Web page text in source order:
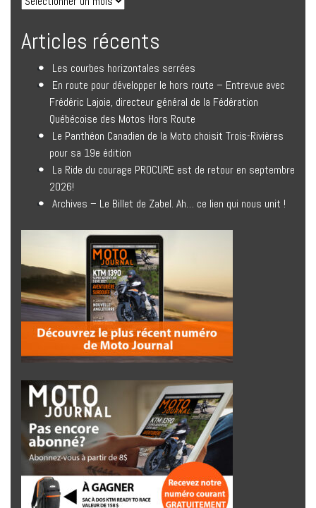
Articles récents
Les courbes horizontales serrées
En route pour développer le hors route – Entrevue avec
Frédéric Lajoie, directeur général de la Fédération
Québécoise des Motos Hors Route
Le Panthéon Canadien de la Moto choisit Trois-Rivières
pour sa 19e édition
La Ride du courage PROCURE est de retour en septembre
2026!
Archives – Le Billet de Zabel. Ah… ce lien qui nous unit !